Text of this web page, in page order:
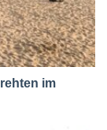
im